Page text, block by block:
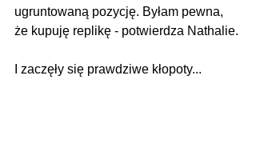
ugruntowaną pozycję. Byłam pewna,
że kupuję replikę - potwierdza Nathalie.
I zaczęły się prawdziwe kłopoty...